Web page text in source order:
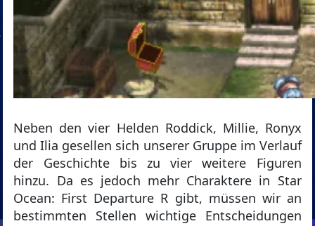
Neben den vier Helden Roddick, Millie, Ronyx
und Ilia gesellen sich unserer Gruppe im Verlauf
der Geschichte bis zu vier weitere Figuren
hinzu. Da es jedoch mehr Charaktere in Star
Ocean: First Departure R gibt, müssen wir an
bestimmten Stellen wichtige Entscheidungen